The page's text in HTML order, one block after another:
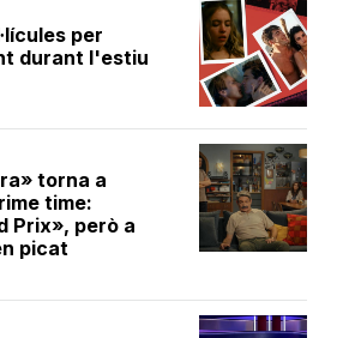
per
durant l'estiu
torna a
time:
Prix», però a
picat